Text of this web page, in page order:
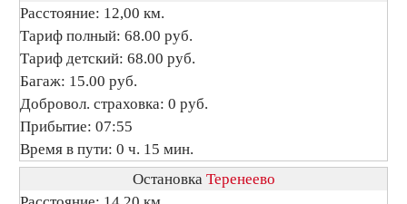
Расстояние: 12,00 км.
Тариф полный: 68.00 руб.
Тариф детский: 68.00 руб.
Багаж: 15.00 руб.
Добровол. страховка: 0 руб.
Прибытие: 07:55
Время в пути: 0 ч. 15 мин.
Остановка Теренеево